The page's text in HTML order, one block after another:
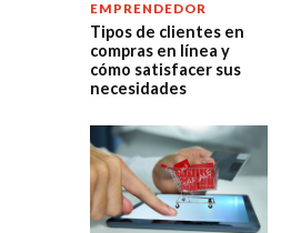
EMPRENDEDOR
Tipos de clientes en
compras en línea y
cómo satisfacer sus
necesidades